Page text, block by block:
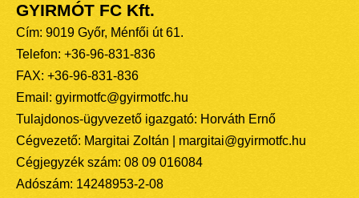
GYIRMÓT FC Kft.
Cím: 9019 Győr, Ménfői út 61.
Telefon: +36-96-831-836
FAX: +36-96-831-836
Email: gyirmotfc@gyirmotfc.hu
Tulajdonos-ügyvezető igazgató: Horváth Ernő
Cégvezető: Margitai Zoltán | margitai@gyirmotfc.hu
Cégjegyzék szám: 08 09 016084
Adószám: 14248953-2-08